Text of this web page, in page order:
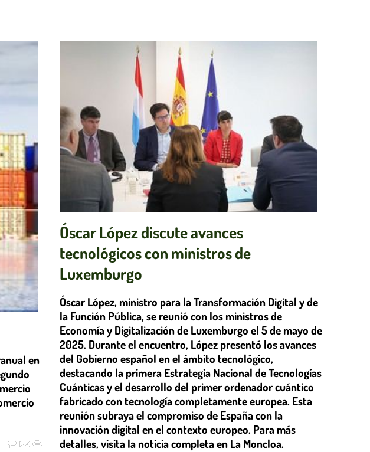
en
Óscar López discute avances
tecnológicos con ministros de
Luxemburgo
Óscar López, ministro para la Transformación Digital y de
la Función Pública, se reunió con los ministros de
Economía y Digitalización de Luxemburgo el 5 de mayo de
2025. Durante el encuentro, López presentó los avances
del Gobierno español en el ámbito tecnológico,
destacando la primera Estrategia Nacional de Tecnologías
Cuánticas y el desarrollo del primer ordenador cuántico
fabricado con tecnología completamente europea. Esta
reunión subraya el compromiso de España con la
innovación digital en el contexto europeo. Para más
detalles, visita la noticia completa en La Moncloa.